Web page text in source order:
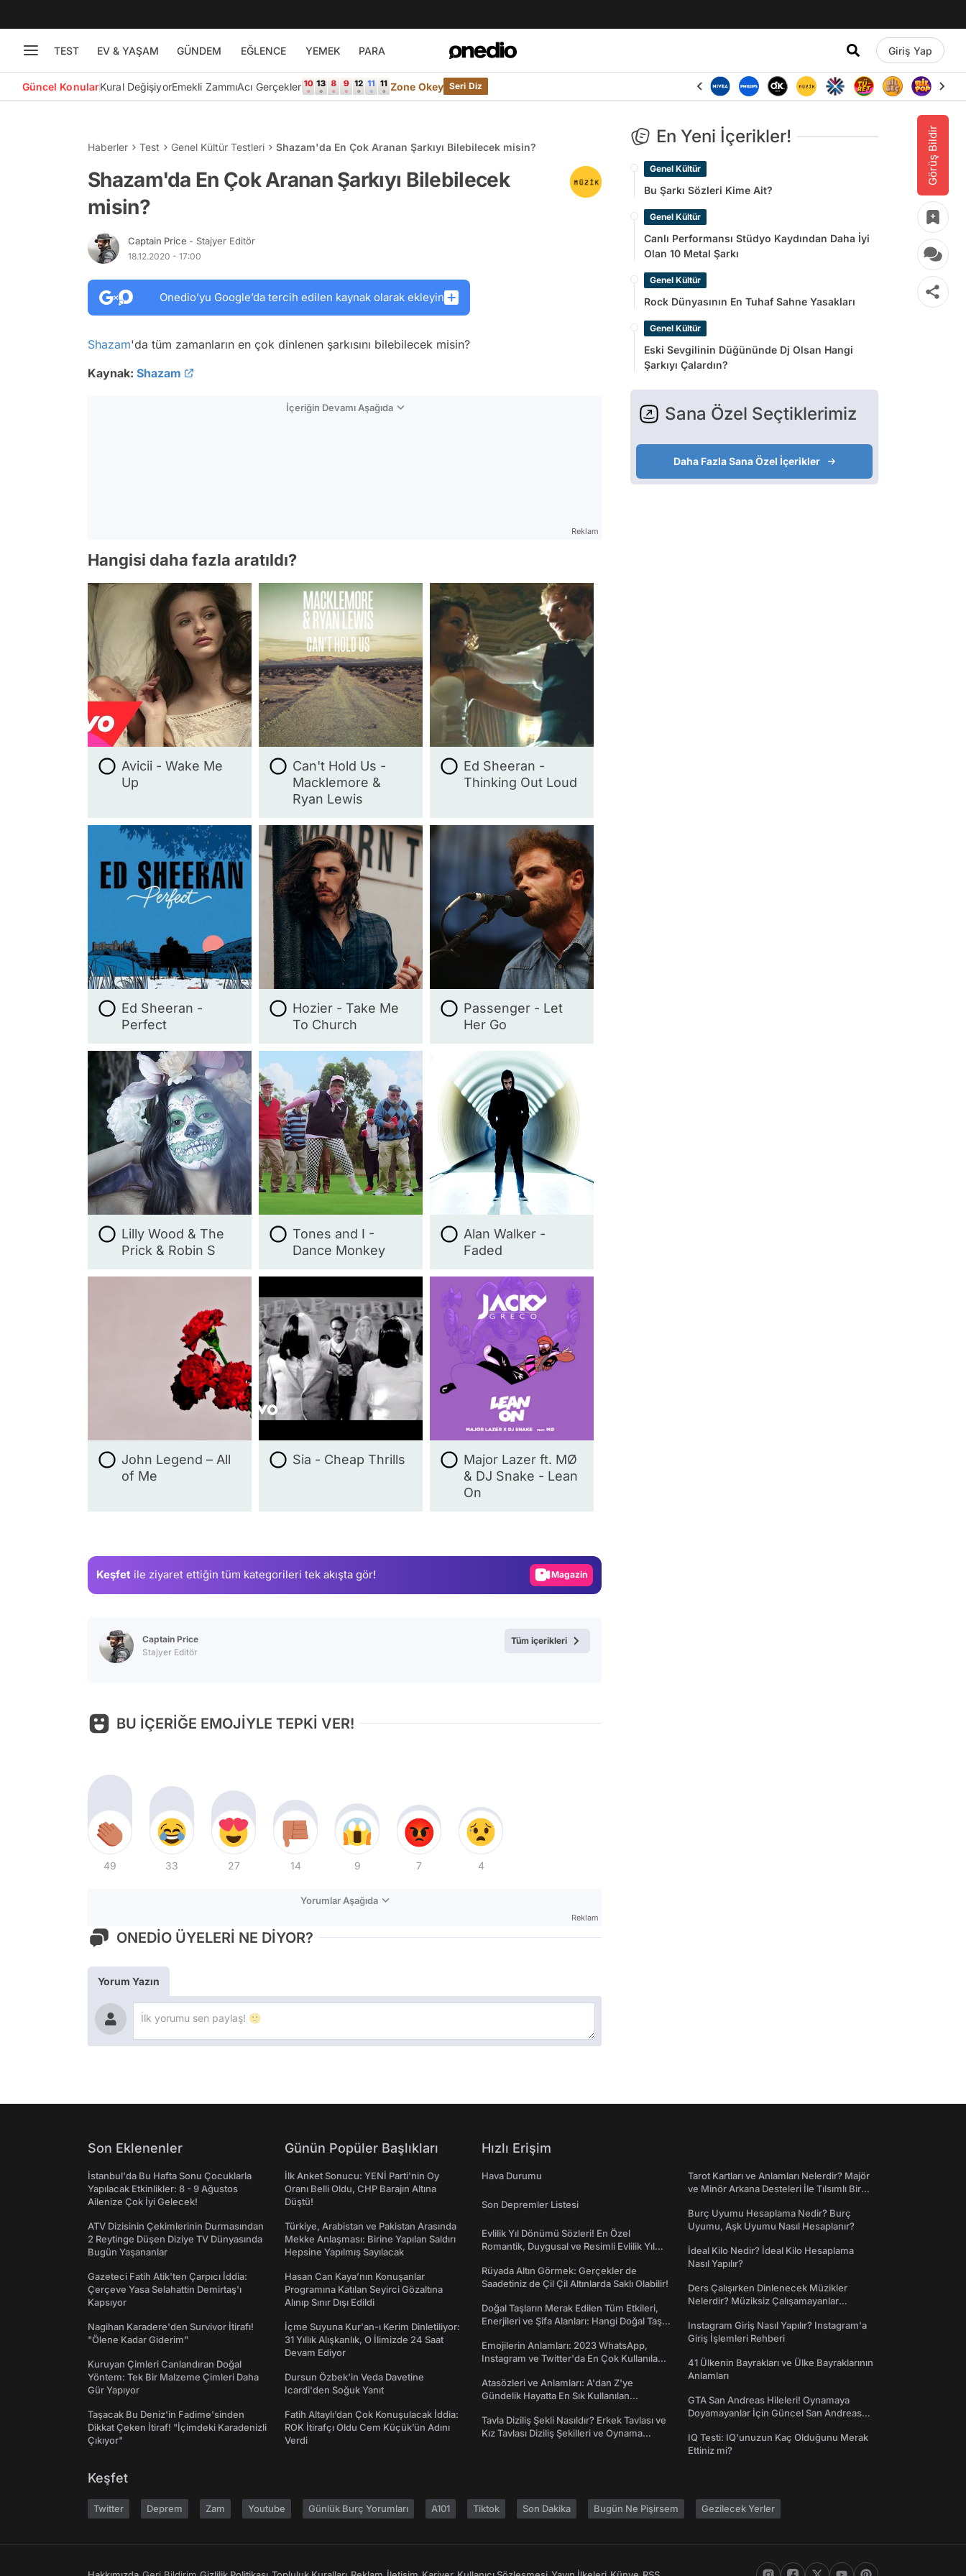
TEST EV & YAŞAM GÜNDEM EĞLENCE YEMEK PARA Giriş Yap
Güncel KonularKural DeğişiyorEmekli ZammıAcı Gerçekler Zone Okey Seri Diz
Görüş Bildir
Haberler Test Genel Kültür Testleri Shazam'da En Çok Aranan Şarkıyı Bilebilecek misin?
Shazam'da En Çok Aranan Şarkıyı Bilebilecek
misin?
Captain Price - Stajyer Editör
18.12.2020 - 17:00
Onedio’yu Google’da tercih edilen kaynak olarak ekleyin
Shazam'da tüm zamanların en çok dinlenen şarkısını bilebilecek misin?
Kaynak: Shazam
İçeriğin Devamı Aşağıda
Reklam
Hangisi daha fazla aratıldı?
Avicii - Wake Me
Up
Can't Hold Us -
Macklemore &
Ryan Lewis
Ed Sheeran -
Thinking Out Loud
Ed Sheeran -
Perfect
Hozier - Take Me
To Church
Passenger - Let
Her Go
Lilly Wood & The
Prick & Robin S
Tones and I -
Dance Monkey
Alan Walker -
Faded
John Legend – All
of Me
Sia - Cheap Thrills
Major Lazer ft. MØ
& DJ Snake - Lean
On
Keşfet ile ziyaret ettiğin tüm kategorileri tek akışta gör! Magazin
Captain Price
Stajyer Editör
Tüm içerikleri
BU İÇERİĞE EMOJİYLE TEPKİ VER!
49 33 27 14 9 7 4
Yorumlar Aşağıda
Reklam
ONEDİO ÜYELERİ NE DİYOR?
Yorum Yazın
En Yeni İçerikler!
Genel Kültür
Bu Şarkı Sözleri Kime Ait?
Genel Kültür
Canlı Performansı Stüdyo Kaydından Daha İyi
Olan 10 Metal Şarkı
Genel Kültür
Rock Dünyasının En Tuhaf Sahne Yasakları
Genel Kültür
Eski Sevgilinin Düğününde Dj Olsan Hangi
Şarkıyı Çalardın?
Sana Özel Seçtiklerimiz
Daha Fazla Sana Özel İçerikler
Son Eklenenler
İstanbul'da Bu Hafta Sonu Çocuklarla
Yapılacak Etkinlikler: 8 - 9 Ağustos
Ailenize Çok İyi Gelecek!
ATV Dizisinin Çekimlerinin Durmasından
2 Reytinge Düşen Diziye TV Dünyasında
Bugün Yaşananlar
Gazeteci Fatih Atik'ten Çarpıcı İddia:
Çerçeve Yasa Selahattin Demirtaş'ı
Kapsıyor
Nagihan Karadere'den Survivor İtirafı!
"Ölene Kadar Giderim"
Kuruyan Çimleri Canlandıran Doğal
Yöntem: Tek Bir Malzeme Çimleri Daha
Gür Yapıyor
Taşacak Bu Deniz'in Fadime'sinden
Dikkat Çeken İtiraf! "İçimdeki Karadenizli
Çıkıyor"
Günün Popüler Başlıkları
İlk Anket Sonucu: YENİ Parti'nin Oy
Oranı Belli Oldu, CHP Barajın Altına
Düştü!
Türkiye, Arabistan ve Pakistan Arasında
Mekke Anlaşması: Birine Yapılan Saldırı
Hepsine Yapılmış Sayılacak
Hasan Can Kaya’nın Konuşanlar
Programına Katılan Seyirci Gözaltına
Alınıp Sınır Dışı Edildi
İçme Suyuna Kur'an-ı Kerim Dinletiliyor:
31 Yıllık Alışkanlık, O İlimizde 24 Saat
Devam Ediyor
Dursun Özbek'in Veda Davetine
Icardi'den Soğuk Yanıt
Fatih Altaylı’dan Çok Konuşulacak İddia:
ROK İtirafçı Oldu Cem Küçük’ün Adını
Verdi
Hızlı Erişim
Hava Durumu
Son Depremler Listesi
Evlilik Yıl Dönümü Sözleri! En Özel
Romantik, Duygusal ve Resimli Evlilik Yıl
Rüyada Altın Görmek: Gerçekler de
Saadetiniz de Çil Çil Altınlarda Saklı Olabilir!
Doğal Taşların Merak Edilen Tüm Etkileri,
Enerjileri ve Şifa Alanları: Hangi Doğal Taş
Emojilerin Anlamları: 2023 WhatsApp,
Instagram ve Twitter'da En Çok Kullanılan
Atasözleri ve Anlamları: A'dan Z'ye
Gündelik Hayatta En Sık Kullanılan
Tavla Diziliş Şekli Nasıldır? Erkek Tavlası ve
Kız Tavlası Diziliş Şekilleri ve Oynama
Tarot Kartları ve Anlamları Nelerdir? Majör
ve Minör Arkana Desteleri İle Tılsımlı Bir
Burç Uyumu Hesaplama Nedir? Burç
Uyumu, Aşk Uyumu Nasıl Hesaplanır?
İdeal Kilo Nedir? İdeal Kilo Hesaplama
Nasıl Yapılır?
Ders Çalışırken Dinlenecek Müzikler
Nelerdir? Müziksiz Çalışamayanlar
Instagram Giriş Nasıl Yapılır? Instagram'a
Giriş İşlemleri Rehberi
41 Ülkenin Bayrakları ve Ülke Bayraklarının
Anlamları
GTA San Andreas Hileleri! Oynamaya
Doyamayanlar İçin Güncel San Andreas
IQ Testi: IQ'unuzun Kaç Olduğunu Merak
Ettiniz mi?
Keşfet
Twitter Deprem Zam Youtube Günlük Burç Yorumları A101 Tiktok Son Dakika Bugün Ne Pişirsem Gezilecek Yerler